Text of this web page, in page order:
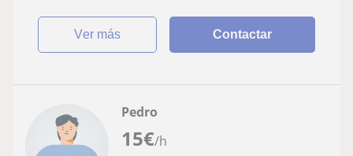
ver más Contactar
15€/h
Pedro